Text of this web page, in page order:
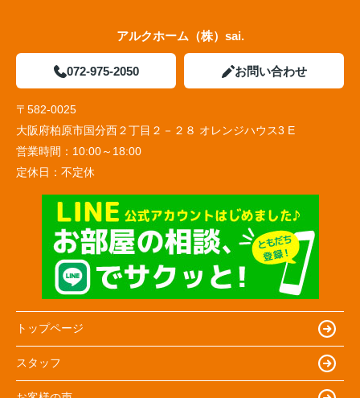
アルクホーム（株）sai.
072-975-2050 お問い合わせ
〒582-0025
大阪府柏原市国分西２丁目２－２８ オレンジハウス3 E
営業時間： 10:00～18:00
定休日： 不定休
トップページ
スタッフ